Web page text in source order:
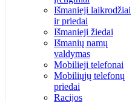
Išmanieji laikrodžiai
ir priedai
Išmanieji žiedai
Išmanių namų
valdymas
Mobilieji telefonai
Mobiliųjų telefonų
priedai
Racijos